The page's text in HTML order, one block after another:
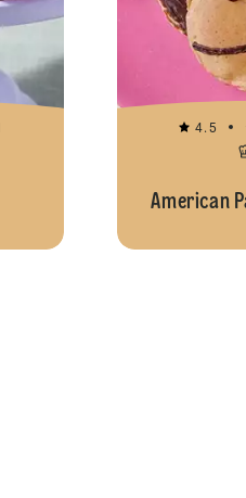
4.5
American